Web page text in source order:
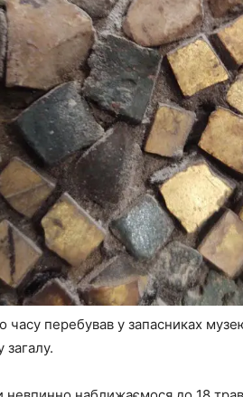
часу перебував у запасниках